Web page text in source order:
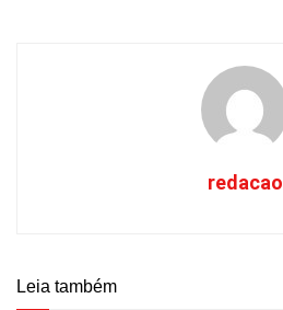
redacao
Leia também